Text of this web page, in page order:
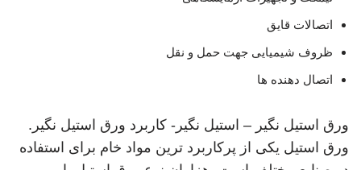
اتصالات قایق
ظروف شیمیایی جهت حمل و نقل
اتصال دهنده ها
ورق استیل نگیر – استیل نگیر- کاربرد ورق استیل نگیر.
ورق استیل یکی از پرکاربرد ترین مواد خام برای استفاده